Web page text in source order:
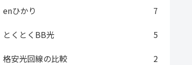
enひかり
7
とくとくBB光
5
格安光回線の比較
2